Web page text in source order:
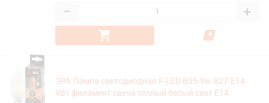
− +
ЭРА Лампа светодиодная F-LED B35-9w-827-E14
9Вт филамент свеча теплый белый свет Е14